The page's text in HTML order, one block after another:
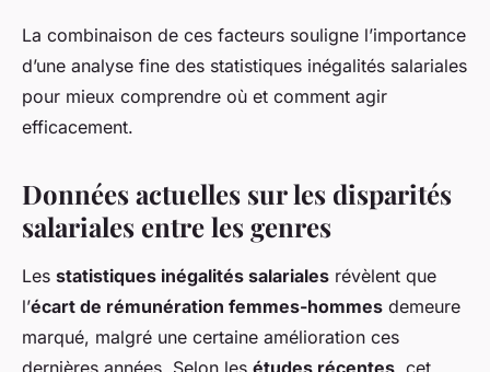
La combinaison de ces facteurs souligne l’importance
d’une analyse fine des statistiques inégalités salariales
pour mieux comprendre où et comment agir
efficacement.
Données actuelles sur les disparités
salariales entre les genres
Les statistiques inégalités salariales révèlent que
l’écart de rémunération femmes-hommes demeure
marqué, malgré une certaine amélioration ces